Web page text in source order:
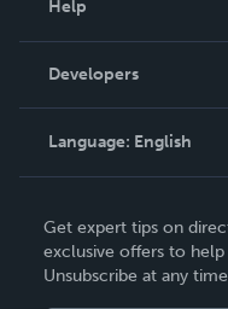
Podcast
Help
Order Lookup
Knowledge Base
Contact Support
Developers
Language: English
Deutsch
Français
Get expert tips on
exclusive offers to
Unsubscribe at any